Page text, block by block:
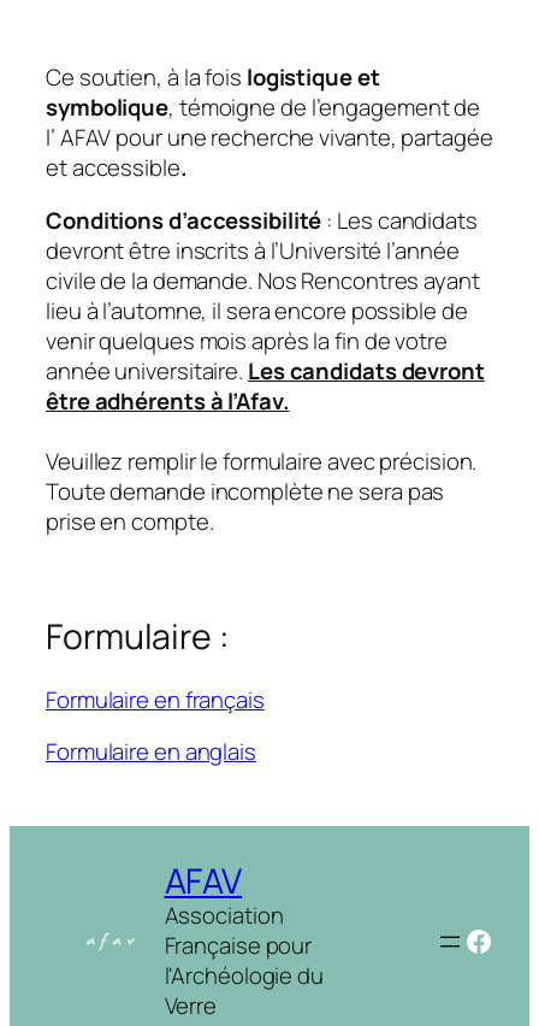
Ce soutien, à la fois logistique et
symbolique, témoigne de l’engagement de
l’ AFAV pour une recherche vivante, partagée
et accessible.
Conditions d’accessibilité : Les candidats
devront être inscrits à l’Université l’année
civile de la demande. Nos Rencontres ayant
lieu à l’automne, il sera encore possible de
venir quelques mois après la fin de votre
année universitaire. Les candidats devront
être adhérents à l’Afav.
Veuillez remplir le formulaire avec précision.
Toute demande incomplète ne sera pas
prise en compte.
Formulaire :
Formulaire en français
Formulaire en anglais
AFAV
Association
Française pour
l'Archéologie du
Verre